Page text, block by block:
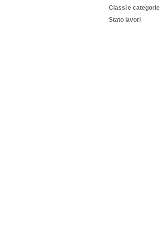
Classi e categorie
Stato lavori